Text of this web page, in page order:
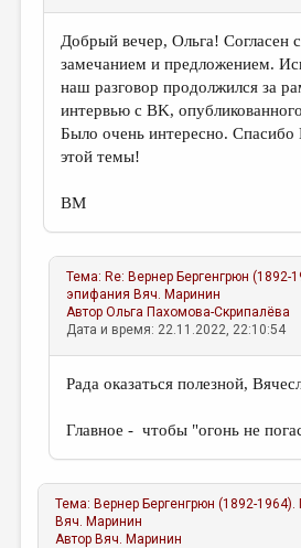
Добрый вечер, Ольга! Согласен
замечанием и предложением.
наш разговор продолжился за
интервью с BK,
Было очень интересно. Спасибо
этой темы!
ВМ
Тема: Re: Вернер Бергенгрюн (1892-
эпифания Вяч. Маринин
АвторОльга Пахомова-Скрипалёва
Дата и время: 22.11.2022, 22:10:54
Рада оказаться полезной,
Главное - чтобы "огонь не
Тема: Вернер Бергенгрюн (1892-
Вяч. Маринин
Автор Вяч. Маринин